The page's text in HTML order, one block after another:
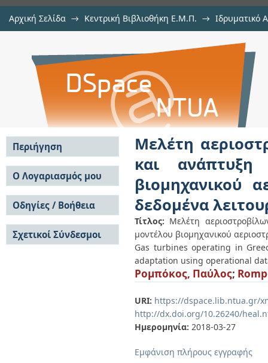
Αρχική Σελίδα → Κεντρική Βιβλιοθήκη Ε.Μ.Π. → Ιδρυματικό
Μελέτη αεριοστροβίλων
λογισμικού προσαρμογής
διδύμων ατράκτων σε δεδομένα
Μελέτη
και ανάπτυξη
βιομηχανικού
δεδομένα
Τίτλος: Μελέτη
μοντέλου βιομηχανικού
Gas turbines operating in
adaptation using operational
Ρομπόκος, Παύλος;
URI: https://dspace.lib.ntua.gr/
http://dx.doi.org/10.26240/
Ημερομηνία: 2018-03-27
Εμφάνιση πλήρους εγγραφής
Περιήγηση
Σε όλο το DSpace
Κοινότητες & Συλλογές
Ανά Ημερομηνία
Έκδοσης
Συγγραφείς
Τίτλοι
Θέματα
Ο Λογαριασμός μου
Σύνδεση
Εγγραφή
Οδηγίες / Βοήθεια
Οδηγίες Υποβολής
Οδηγίες Χρήσης ΙΑ
Συχνές Ερωτήσεις
Σχετικοί Σύνδεσμοι